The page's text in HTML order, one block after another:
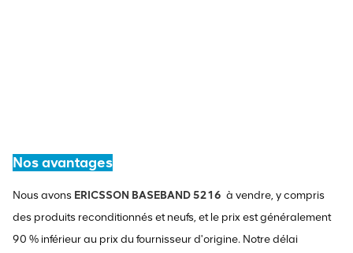
Nos avantages
Nous avons ERICSSON BASEBAND 5216 à vendre, y compris
des produits reconditionnés et neufs, et le prix est généralement
90 % inférieur au prix du fournisseur d'origine. Notre délai